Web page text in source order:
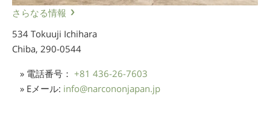
さらなる情報
534 Tokuuji Ichihara
Chiba, 290-0544
» 電話番号： +81 436-26-7603
» Eメール: info@narcononjapan.jp